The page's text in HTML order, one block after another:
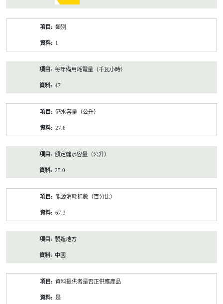
類別
1
每年備用耗電量（千瓦小時）
47
儲水容量（公升）
27.6
額定儲水容量（公升）
25.0
能源消耗指數（百分比）
67.3
製造地方
中國
資料提供者是否正供應產品
是